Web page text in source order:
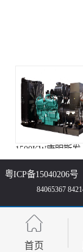
1500KW康明斯发电
粤ICP备15040206号
84065367
首页